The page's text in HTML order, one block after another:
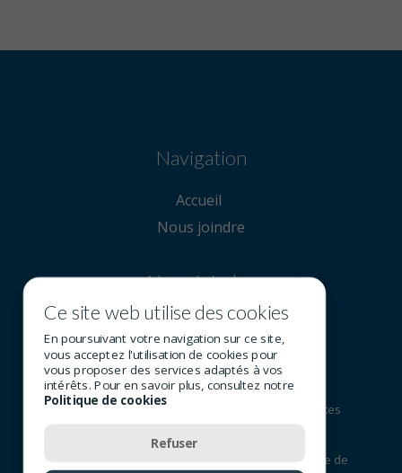
Navigation
Accueil
Nous joindre
Nous joindre
780 707-6564
© 2026 Tous droits réservés - Groupe SOI (Services
- -
Politique de
Ce site web utilise des cookies
En poursuivant votre navigation sur ce site,
vous acceptez l'utilisation de cookies pour
vous proposer des services adaptés à vos
intérêts. Pour en savoir plus, consultez notre
Politique de cookies
Refuser